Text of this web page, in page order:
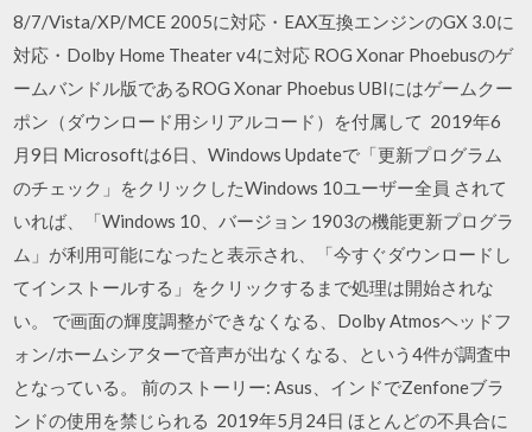
8/7/Vista/XP/MCE 2005に対応・EAX互換エンジンのGX 3.0に
対応・Dolby Home Theater v4に対応 ROG Xonar Phoebusのゲ
ームバンドル版であるROG Xonar Phoebus UBIにはゲームクー
ポン（ダウンロード用シリアルコード）を付属して 2019年6
月9日 Microsoftは6日、Windows Updateで「更新プログラム
のチェック」をクリックしたWindows 10ユーザー全員 されて
いれば、「Windows 10、バージョン 1903の機能更新プログラ
ム」が利用可能になったと表示され、「今すぐダウンロードし
てインストールする」をクリックするまで処理は開始されな
い。 で画面の輝度調整ができなくなる、Dolby Atmosヘッドフ
ォン/ホームシアターで音声が出なくなる、という4件が調査中
となっている。 前のストーリー: Asus、インドでZenfoneブラ
ンドの使用を禁じられる 2019年5月24日 ほとんどの不具合に